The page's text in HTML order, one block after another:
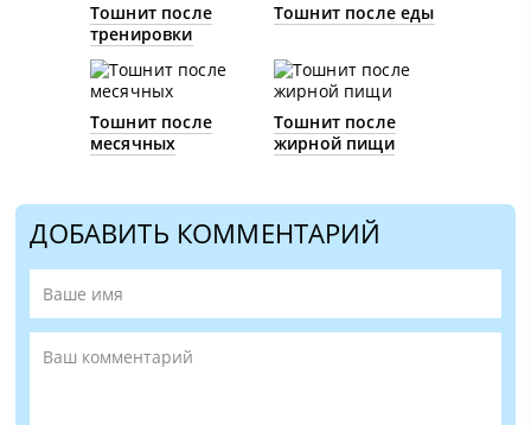
Тошнит после
тренировки
Тошнит после еды
Тошнит после
месячных
Тошнит после
жирной пищи
ДОБАВИТЬ КОММЕНТАРИЙ